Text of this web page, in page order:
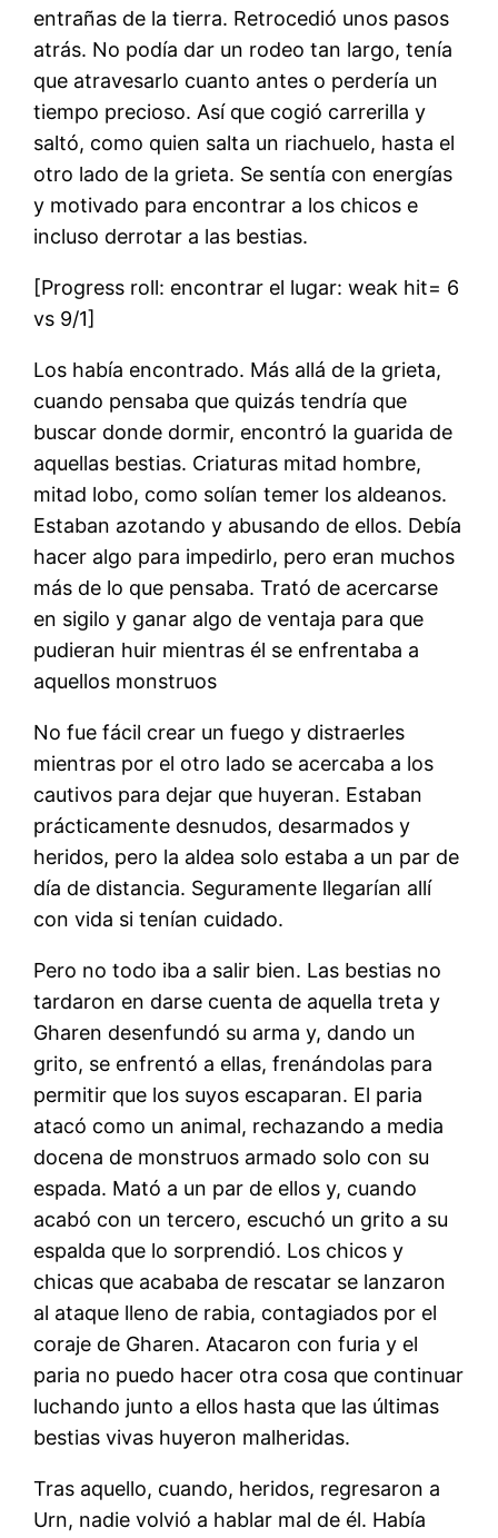
entrañas de la tierra. Retrocedió unos pasos
atrás. No podía dar un rodeo tan largo, tenía
que atravesarlo cuanto antes o perdería un
tiempo precioso. Así que cogió carrerilla y
saltó, como quien salta un riachuelo, hasta el
otro lado de la grieta. Se sentía con energías
y motivado para encontrar a los chicos e
incluso derrotar a las bestias.
[Progress roll: encontrar el lugar: weak hit= 6
vs 9/1]
Los había encontrado. Más allá de la grieta,
cuando pensaba que quizás tendría que
buscar donde dormir, encontró la guarida de
aquellas bestias. Criaturas mitad hombre,
mitad lobo, como solían temer los aldeanos.
Estaban azotando y abusando de ellos. Debía
hacer algo para impedirlo, pero eran muchos
más de lo que pensaba. Trató de acercarse
en sigilo y ganar algo de ventaja para que
pudieran huir mientras él se enfrentaba a
aquellos monstruos
No fue fácil crear un fuego y distraerles
mientras por el otro lado se acercaba a los
cautivos para dejar que huyeran. Estaban
prácticamente desnudos, desarmados y
heridos, pero la aldea solo estaba a un par de
día de distancia. Seguramente llegarían allí
con vida si tenían cuidado.
Pero no todo iba a salir bien. Las bestias no
tardaron en darse cuenta de aquella treta y
Gharen desenfundó su arma y, dando un
grito, se enfrentó a ellas, frenándolas para
permitir que los suyos escaparan. El paria
atacó como un animal, rechazando a media
docena de monstruos armado solo con su
espada. Mató a un par de ellos y, cuando
acabó con un tercero, escuchó un grito a su
espalda que lo sorprendió. Los chicos y
chicas que acababa de rescatar se lanzaron
al ataque lleno de rabia, contagiados por el
coraje de Gharen. Atacaron con furia y el
paria no puedo hacer otra cosa que continuar
luchando junto a ellos hasta que las últimas
bestias vivas huyeron malheridas.
Tras aquello, cuando, heridos, regresaron a
Urn, nadie volvió a hablar mal de él. Había